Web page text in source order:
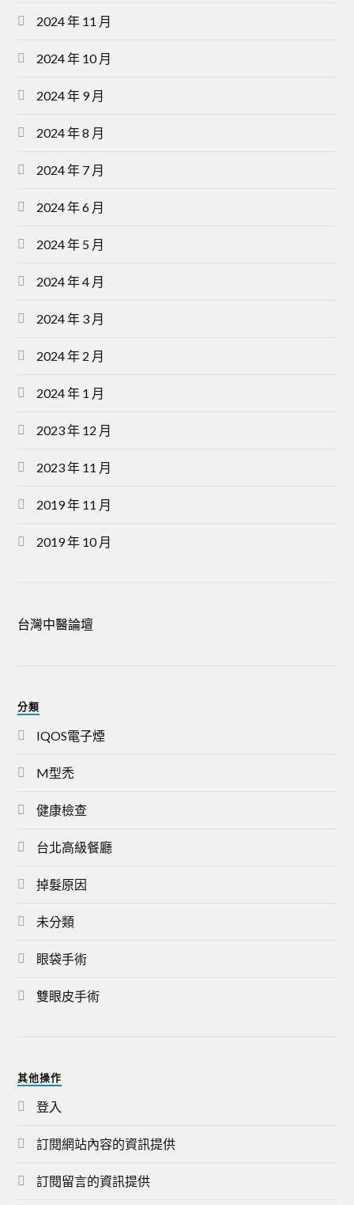
2024 年 11 月
2024 年 10 月
2024 年 9 月
2024 年 8 月
2024 年 7 月
2024 年 6 月
2024 年 5 月
2024 年 4 月
2024 年 3 月
2024 年 2 月
2024 年 1 月
2023 年 12 月
2023 年 11 月
2019 年 11 月
2019 年 10 月
台灣中醫論壇
分類
IQOS電子煙
M型禿
健康檢查
台北高級餐廳
掉髮原因
未分類
眼袋手術
雙眼皮手術
其他操作
登入
訂閱網站內容的資訊提供
訂閱留言的資訊提供